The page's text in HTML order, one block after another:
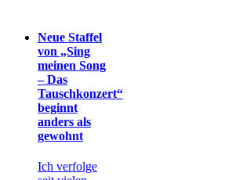
Neue Staffel
von „Sing
meinen Song
– Das
Tauschkonzert“
beginnt
anders als
gewohnt
Ich verfolge